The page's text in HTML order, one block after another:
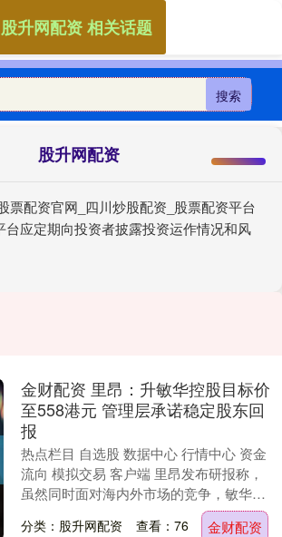
搜索
股升网配资
票配资官网_四川炒股配资_股票配资平台
台应定期向投资者披露投资运作情况和风
股升网配资 相关话题
金财配资 里昂：升敏华控股目标价
至558港元 管理层承诺稳定股东回
报
热点栏目 自选股 数据中心 行情中心 资金
流向 模拟交易 客户端 里昂发布研报称，
虽然同时面对海内外市场的竞争，敏华控
股（01999）2026财年上半年净利润仍....
分类：股升网配资 查看：76 金财配资